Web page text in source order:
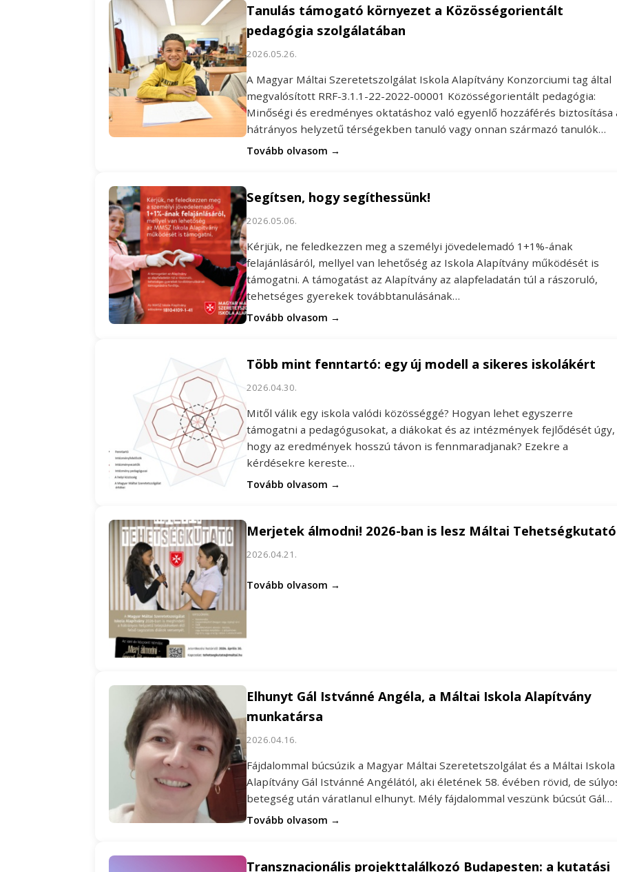
Tanulás támogató környezet a Közösségorientált
pedagógia szolgálatában
2026.05.26.
A Magyar Máltai Szeretetszolgálat Iskola Alapítvány Konzorciumi tag által
megvalósított RRF-3.1.1-22-2022-00001 Közösségorientált pedagógia:
Minőségi és eredményes oktatáshoz való egyenlő hozzáférés biztosítása
hátrányos helyzetű térségekben tanuló vagy onnan származó tanulók…
Tovább olvasom →
Segítsen, hogy segíthessünk!
2026.05.06.
Kérjük, ne feledkezzen meg a személyi jövedelemadó 1+1%-ának
felajánlásáról, mellyel van lehetőség az Iskola Alapítvány működését is
támogatni. A támogatást az Alapítvány az alapfeladatán túl a rászoruló,
tehetséges gyerekek továbbtanulásának…
Tovább olvasom →
Több mint fenntartó: egy új modell a sikeres iskolákért
2026.04.30.
Mitől válik egy iskola valódi közösséggé? Hogyan lehet egyszerre
támogatni a pedagógusokat, a diákokat és az intézmények fejlődését úgy,
hogy az eredmények hosszú távon is fennmaradjanak? Ezekre a
kérdésekre kereste…
Tovább olvasom →
Merjetek álmodni! 2026-ban is lesz Máltai Tehetségkutató
2026.04.21.
Tovább olvasom →
Elhunyt Gál Istvánné Angéla, a Máltai Iskola Alapítvány
munkatársa
2026.04.16.
Fájdalommal búcsúzik a Magyar Máltai Szeretetszolgálat és a Máltai Iskola
Alapítvány Gál Istvánné Angélától, aki életének 58. évében rövid, de
betegség után váratlanul elhunyt. Mély fájdalommal veszünk búcsút Gál…
Tovább olvasom →
Transznacionális projekttalálkozó Budapesten: a kutatási